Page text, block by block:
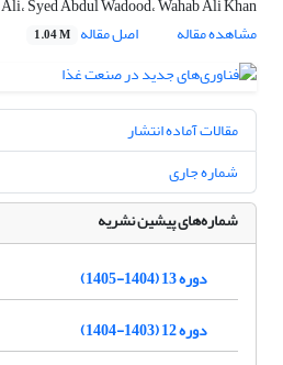
Ali، Syed Abdul Wadood، Wahab Ali Khan
مشاهده مقاله
اصل مقاله 1.04 M
مقالات آماده انتشار
شماره جاری
شماره‌های پیشین نشریه
دوره 13 (1404-1405)
دوره 12 (1403-1404)